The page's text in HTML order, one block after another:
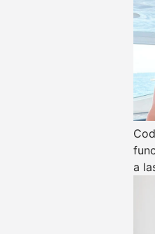
a